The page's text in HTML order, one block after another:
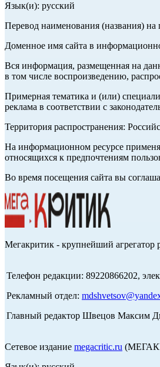
Язык(и): русский
Перевод наименования (названия)
Доменное имя сайта в
Вся информация, размещенная на
в том числе воспроизведению,
Примерная тематика и (или)
реклама в соответствии с
Территория распространения:
На информационном ресурсе
относящихся к предпочтениям
Во время посещения сайта вы
Мегакритик - крупнейший агрегатор
Телефон редакции: 89220866202,
Рекламный отдел:
Главный редактор Швецов Максим
Сетевое издание megacritic.ru